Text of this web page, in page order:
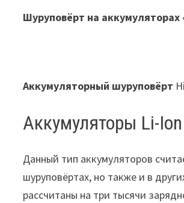
Шуруповёрт на аккумуляторах
Аккумуляторный шуруповёрт
Аккумуляторы Li-
Данный тип аккумуляторов
шуруповёртах, но также и в
рассчитаны на три тысячи